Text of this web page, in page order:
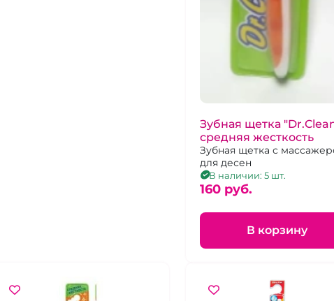
Зубная щетка
средняя жесткость
Зубная щетка с
для десен
В наличии: 5 шт.
160 pуб.
В корзину